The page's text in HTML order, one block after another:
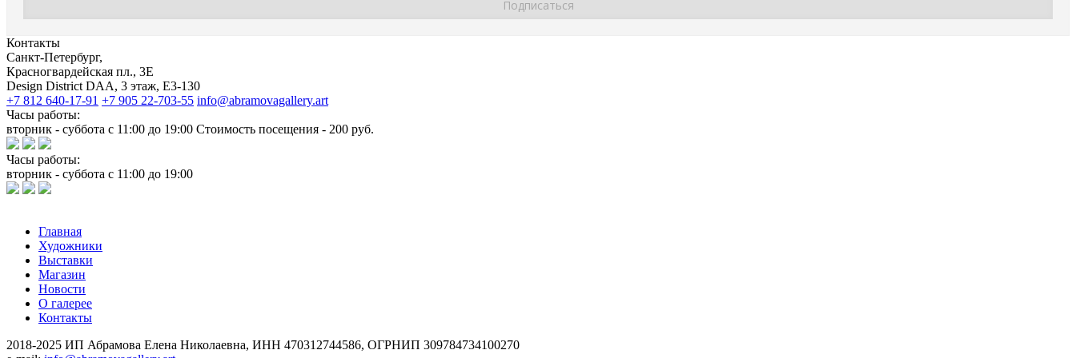
Контакты
Санкт-Петербург,
Красногвардейская пл., 3E
Design District DAA, 3 этаж, Е3-130
+7 812 640-17-91 +7 905 22-703-55 info@abramovagallery.art
Часы работы:
вторник - суббота с 11:00 до 19:00 Стоимость посещения - 200 руб.
Часы работы:
вторник - суббота с 11:00 до 19:00
Главная
Художники
Выставки
Магазин
Новости
О галерее
Контакты
2018-2025 ИП Абрамова Елена Николаевна, ИНН 470312744586, ОГРНИП 309784734100270